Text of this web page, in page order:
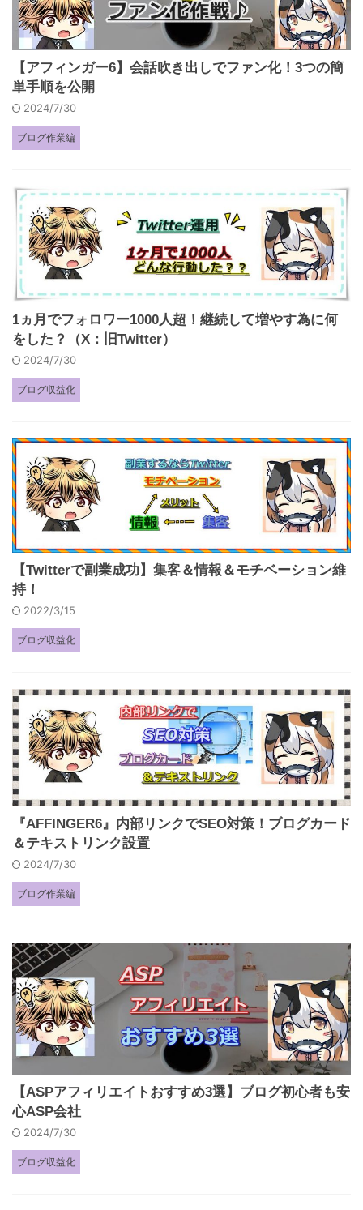
【アフィンガー6】会話吹き出しでファン化！3つの簡
単手順を公開
2024/7/30
ブログ作業編
1ヵ月でフォロワー1000人超！継続して増やす為に何
をした？（X：旧Twitter）
2024/7/30
ブログ収益化
【Twitterで副業成功】集客＆情報＆モチベーション維
持！
2022/3/15
ブログ収益化
『AFFINGER6』内部リンクでSEO対策！ブログカード
＆テキストリンク設置
2024/7/30
ブログ作業編
【ASPアフィリエイトおすすめ3選】ブログ初心者も安
心ASP会社
2024/7/30
ブログ収益化